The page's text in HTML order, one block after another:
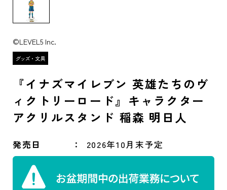
©LEVEL5 Inc.
『イナズマイレブン 英雄たちのヴ
ィクトリーロード』キャラクター
アクリルスタンド 稲森 明日人
発売日 2026年10月末予定